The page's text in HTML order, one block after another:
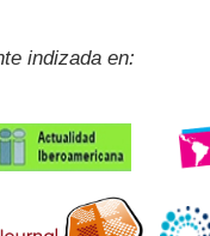
indizada en: